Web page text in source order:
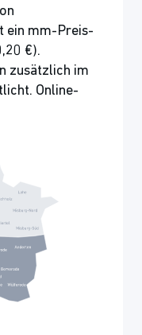
ein mm-Preis-
€).
zusätzlich im
Online-